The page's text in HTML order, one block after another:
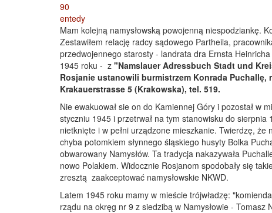
90
entedy
Mam kolejną namysłowską powojenną niespodziankę.
Zestawiłem relację radcy sądowego Partheila,
przedwojennego starosty - landrata dra Ernsta
1945 roku - z "Namslauer Adressbuch Stadt und
Rosjanie ustanowili burmistrzem Konrada Puchallę,
Krakauerstrasse 5 (Krakowska), tel. 519.
Nie ewakuował sie on do Kamiennej Góry i pozostał w
styczniu 1945 i przetrwał na tym stanowisku do
nietknięte i w pełni urządzone mieszkanie. Twierdzę,
chyba potomkiem słynnego śląskiego husyty Bolka
obwarowany Namysłów. Ta tradycja nakazywała
nowo Polakiem. Widocznie Rosjanom spodobały się
zresztą zaakceptować namysłowskie NKWD.
Latem 1945 roku mamy w mieście trójwładzę:
rządu na okręg nr 9 z siedzibą w Namysłowie -